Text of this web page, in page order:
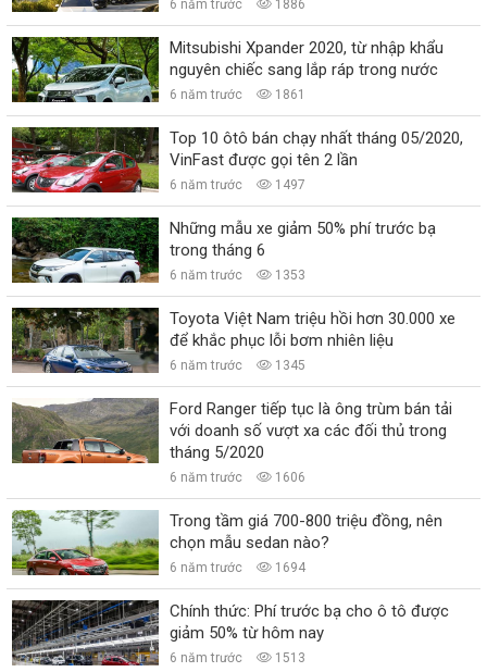
6 năm trước 1886
Mitsubishi Xpander 2020, từ nhập khẩu
nguyên chiếc sang lắp ráp trong nước
6 năm trước 1861
Top 10 ôtô bán chạy nhất tháng 05/2020,
VinFast được gọi tên 2 lần
6 năm trước 1497
Những mẫu xe giảm 50% phí trước bạ
trong tháng 6
6 năm trước 1353
Toyota Việt Nam triệu hồi hơn 30.000 xe
để khắc phục lỗi bơm nhiên liệu
6 năm trước 1345
Ford Ranger tiếp tục là ông trùm bán tải
với doanh số vượt xa các đối thủ trong
tháng 5/2020
6 năm trước 1606
Trong tầm giá 700-800 triệu đồng, nên
chọn mẫu sedan nào?
6 năm trước 1694
Chính thức: Phí trước bạ cho ô tô được
giảm 50% từ hôm nay
6 năm trước 1513